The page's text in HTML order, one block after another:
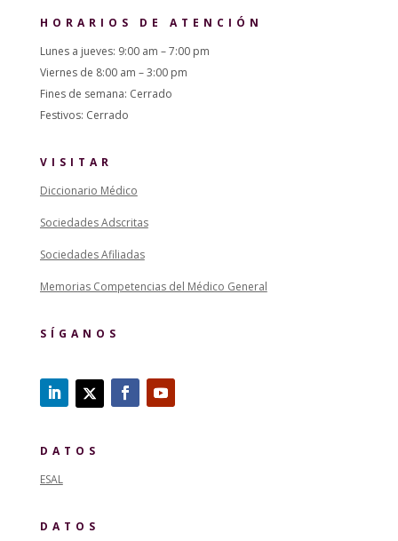
HORARIOS DE ATENCIÓN
Lunes a jueves: 9:00 am – 7:00 pm
Viernes de 8:00 am – 3:00 pm
Fines de semana: Cerrado
Festivos: Cerrado
VISITAR
Diccionario Médico
Sociedades Adscritas
Sociedades Afiliadas
Memorias Competencias del Médico General
SÍGANOS
DATOS
ESAL
DATOS